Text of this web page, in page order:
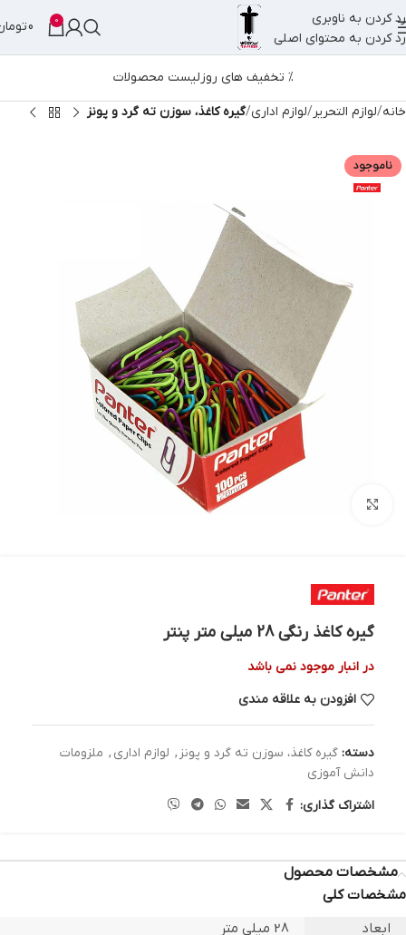
رد کردن به ناوبری
رد کردن به محتوای اصلی
0
0
% تخفیف های روزلیست محصولات
خانه لوازم التحریر لوازم اداری گیره کاغذ، سوزن ته گرد و پونز
ناموجود
گیره کاغذ رنگی 28 میلی متر پنتر
در انبار موجود نمی باشد
افزودن به علاقه مندی
دسته: گیره کاغذ، سوزن ته گرد و پونز , لوازم اداری , ملزومات
دانش آموزی
اشتراک گذاری:
مشخصات محصول
مشخصات کلی
ابعاد
28 میلی متر